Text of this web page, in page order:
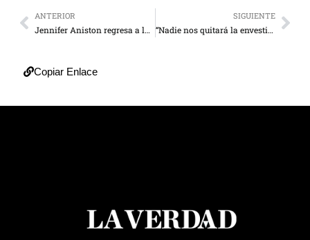
ANTERIOR
Jennifer Aniston regresa a la TV
SIGUIENTE
“Nadie nos quitará la envestidura ante la AN”
Copiar Enlace